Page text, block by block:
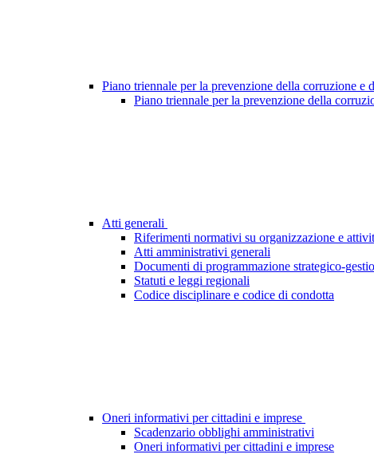
Piano triennale per la prevenzione della corruzione e
Piano triennale per la prevenzione della
Atti generali
Riferimenti normativi su organizzazione e
Atti amministrativi generali
Documenti di programmazione strategico-
Statuti e leggi regionali
Codice disciplinare e codice di condotta
Oneri informativi per cittadini e imprese
Scadenzario obblighi amministrativi
Oneri informativi per cittadini e imprese